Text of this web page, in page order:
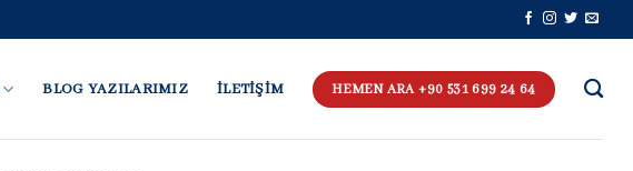
BLOG YAZILARIMIZ İLETİŞİM HEMEN ARA +90 531 699 24 64